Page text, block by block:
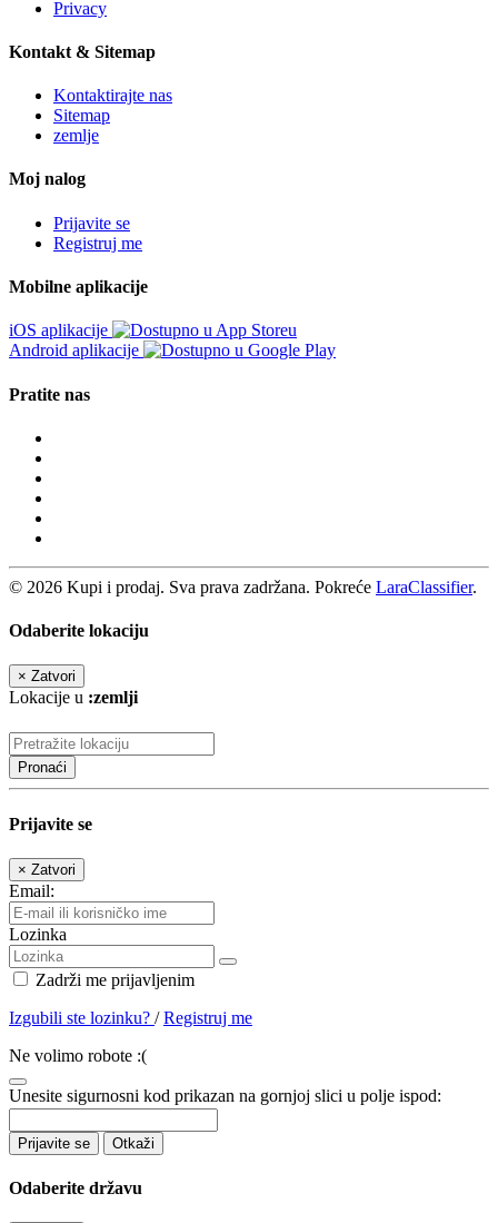
Privacy
Kontakt & Sitemap
Kontaktirajte nas
Sitemap
zemlje
Moj nalog
Prijavite se
Registruj me
Mobilne aplikacije
iOS aplikacije
Android aplikacije
Pratite nas
© 2026 Kupi i prodaj. Sva prava zadržana. Pokreće LaraClassifier.
Odaberite lokaciju
× Zatvori
Lokacije u :zemlji
Pronaći
Prijavite se
× Zatvori
Email:
Lozinka
Zadrži me prijavljenim
Izgubili ste lozinku? /Registruj me
Ne volimo robote :(
Unesite sigurnosni kod prikazan na gornjoj slici u polje ispod:
Prijavite se Otkaži
Odaberite državu